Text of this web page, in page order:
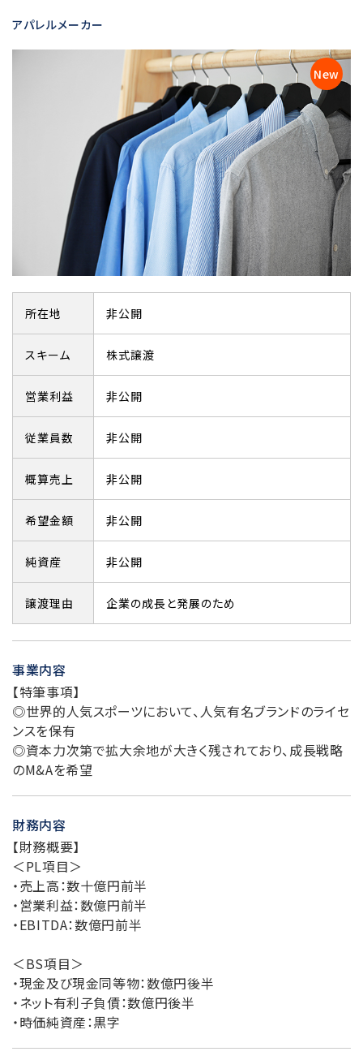
アパレルメーカー
所在地 非公開
スキーム 株式譲渡
営業利益 非公開
従業員数 非公開
概算売上 非公開
希望金額 非公開
純資産 非公開
譲渡理由 企業の成長と発展のため
事業内容
【特筆事項】
◎世界的人気スポーツにおいて、人気有名ブランドのライセ
ンスを保有
◎資本力次第で拡大余地が大きく残されており、成長戦略
のM&Aを希望
財務内容
【財務概要】
＜PL項目＞
・売上高：数十億円前半
・営業利益：数億円前半
・EBITDA：数億円前半
＜BS項目＞
・現金及び現金同等物：数億円後半
・ネット有利子負債：数億円後半
・時価純資産：黒字